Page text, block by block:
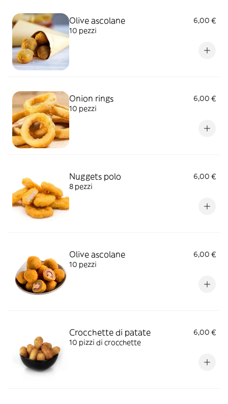
Olive ascolane
6,00 €
10 pezzi
Onion rings
6,00 €
10 pezzi
Nuggets polo
6,00 €
8 pezzi
Olive ascolane
6,00 €
10 pezzi
Crocchette di patate
6,00 €
10 pizzi di crocchette